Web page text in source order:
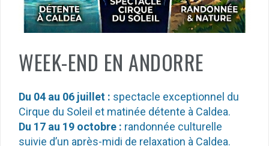
WEEK-END EN ANDORRE
Du 04 au 06 juillet : spectacle exceptionnel du
Cirque du Soleil et matinée détente à Caldea.
Du 17 au 19 octobre : randonnée culturelle
suivie d’un après-midi de relaxation à Caldea.